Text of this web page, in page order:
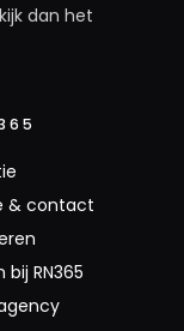
dan het
& contact
bij RN365